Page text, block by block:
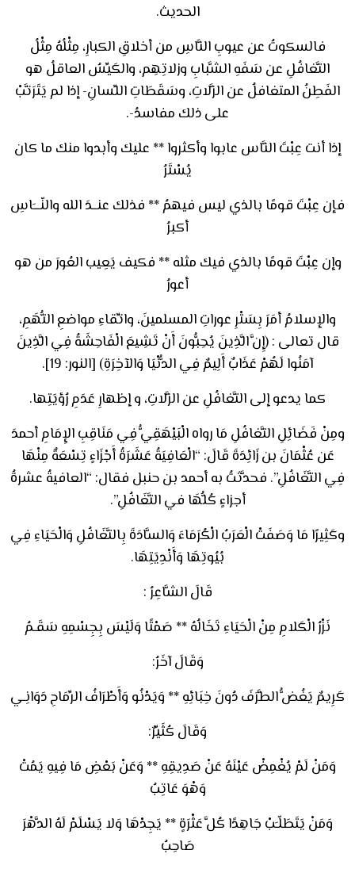
الحديث.
فالسكوتُ عن عيوبِ النَّاسِ من أخلاقِ الكبارِ، مِثْلُهُ مِثْلُ
التَّغافُلِ عن سَفَهِ الشَّبابِ وزلاتِهِم، والكَيِّسُ العاقلُ هو
الفَطِنُ المتغافلُ عن الزَّلاتِ، وسَقَطَاتِ اللِّسانِ- إذا لم يَتَرَتَّبْ
على ذلك مفاسدُ-.
إذا أنت عِبْتَ النَّاس عابوا وأكثروا ** عليك وأبدوا منك ما كان
يُسْتَرُ
فإن عِبْتَ قومًا بالذي ليس فيهمُ ** فذلك عنــدَ الله والنّـــَاسِ
أكبرُ
وإن عِبْتَ قومًا بالذي فيك مثله ** فكيف يَعِيب العُورَ من هو
أعورُ
والإسلامُ أمَرَ بِسَتْرِ عوراتِ المسلمينَ، واتِّقاءِ مواضعِ التُّهَمِ،
قال تعالى : (إِنَّ الَّذِينَ يُحِبُّونَ أَنْ تَشِيعَ الْفَاحِشَةُ فِي الَّذِينَ
آمَنُوا لَهُمْ عَذَابٌ أَلِيمٌ فِي الدُّنْيَا وَالآخِرَةِ) [النور: 19].
كما يدعو إلى التَّغافُلِ عن الزَّلاتِ، و إظهارِ عَدَمِ رُؤيَتِها.
ومِنْ فَضَائِلِ التَّغافُلِ مَا رواه الْبَيْهَقِيُّ فِي مَنَاقِبِ الإِمَامِ أحمدَ
عَن عُثْمَانَ بن زَائِدَةَ قَالَ: “الْعَافِيَةُ عَشَرَةُ أَجْزَاءٍ تِسْعَةٌ مِنْهَا
فِي التَّغَافُلِ”. فحدَّثتُ به أحمد بن حنبل فقال: “العافيةُ عشرةُ
أجزاءٍ كُلُّهَا في التَّغَافُلِ”.
وكَثِيرًا مَا وَصَفَتْ الْعَرَبُ الْكُرَمَاءَ وَالسَّادَةَ بِالتَّغَافُلِ وَالْحَيَاءِ فِي
بُيُوتِهَا وَأَنْدِيَتِهَا.
قَالَ الشَّاعِرُ :
نَزْرُ الْكَلامِ مِنْ الْحَيَاءِ تَخَالُهُ ** صَمْتًا وَلَيْسَ بِجِسْمِهِ سَقَـمُ
وَقَالَ آخَرُ:
كَرِيمٌ يَغُضُّ الطَّرَفَ دُونَ خِبَائِهِ ** وَيَدْنُو وَأَطْرَافُ الرِّمَاحِ دَوَانِـي
وَقَالَ كُثَيِّرٌ:
وَمَنْ لَمْ يُغْمِضْ عَيْنَهُ عَنْ صَدِيقِهِ ** وَعَنْ بَعْضِ مَا فِيهِ يَمُتْ
وَهْوَ عَاتِبُ
وَمَنْ يَتَطَلّـَبْ جَاهِدًا كُلَّ عَثْرَةٍ ** يَجِدْهَا وَلا يَسْلَمْ لَهُ الدَّهْرَ
صَاحِبُ